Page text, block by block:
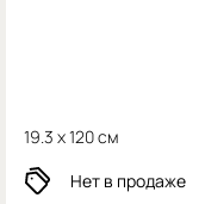
19.3 x 120 см
Нет в продаже